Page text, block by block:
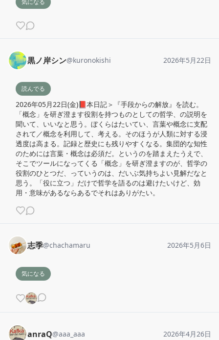
気になる
黒ノ岸シン@kuronokishi 2026年5月22日
読んでる
2026年05月22日(金)📕本日記＞『手段からの解放』を読む。
「概念」を研ぎ澄ます役割を持つものとしての哲学、の説明を
聞いて、いいなと思う。ぼくらはたいてい、言葉や概念に支配
されて／概念を利用して、考える。そのほうが人類に対する浸
透度は高まる。記録と歴史にも残りやすくなる。集団的な知性
のためには言葉・概念は必須だ。というのを踏まえたうえで、
そこでツールになってくる「概念」を研ぎ澄ますのが、哲学の
役割のひとつだ、っていうのは、だいぶ気持ちよい見解だなと
思う。「役に立つ」だけで哲学を語るのは避けたいけど、効
用・意味があるならあるでそれはありがたい。
志季@chachamaru 2026年5月6日
気になる
anraQ@aaa_aaa 2026年4月26日